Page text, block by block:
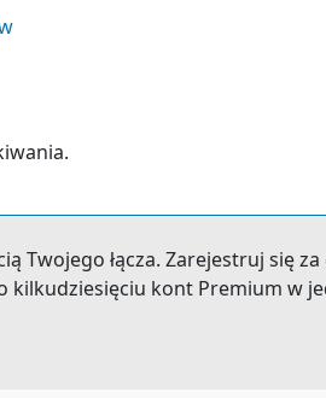
Twojego łącza. Zarejestruj się
kont Premium w